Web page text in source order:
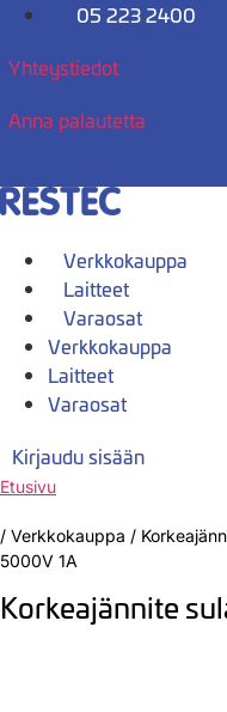
Mene
05 223 2400
Yhteystiedot
Anna palautetta
Verkkokauppa
Laitteet
Varaosat
Verkkokauppa
Laitteet
Varaosat
Kirjaudu sisään
Etusivu
/ Verkkokauppa /
5000V 1A
Korkeajännite